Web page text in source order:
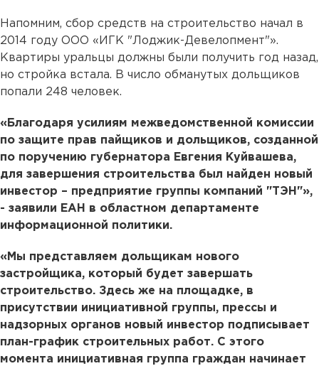
Напомним, сбор средств на строительство начал в
2014 году ООО «ИГК "Лоджик-Девелопмент"».
Квартиры уральцы должны были получить год назад,
но стройка встала. В число обманутых дольщиков
попали 248 человек.
«Благодаря усилиям межведомственной комиссии
по защите прав пайщиков и дольщиков, созданной
по поручению губернатора Евгения Куйвашева,
для завершения строительства был найден новый
инвестор – предприятие группы компаний "ТЭН"»,
- заявили ЕАН в областном департаменте
информационной политики.
«Мы представляем дольщикам нового
застройщика, который будет завершать
строительство. Здесь же на площадке, в
присутствии инициативной группы, прессы и
надзорных органов новый инвестор подписывает
план-график строительных работ. С этого
момента инициативная группа граждан начинает